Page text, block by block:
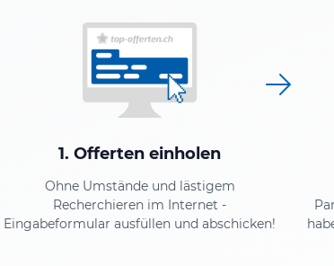
1. Offerten einholen
Ohne Umstände und lästigem
Recherchieren im Internet -
Eingabeformular ausfüllen und abschicken!